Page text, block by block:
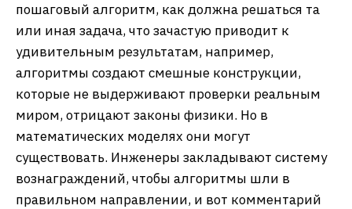
пошаговый алгоритм, как должна решаться та
или иная задача, что зачастую приводит к
удивительным результатам, например,
алгоритмы создают смешные конструкции,
которые не выдерживают проверки реальным
миром, отрицают законы физики. Но в
математических моделях они могут
существовать. Инженеры закладывают систему
вознаграждений, чтобы алгоритмы шли в
правильном направлении, и вот комментарий